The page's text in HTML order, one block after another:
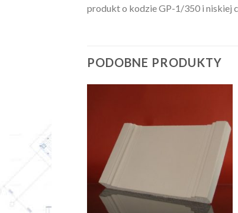
produkt o kodzie GP-1/350 i niskiej
PODOBNE PRODUKTY